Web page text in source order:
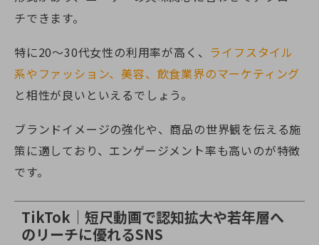
チできます。
特に20〜30代女性の利用率が高く、 ライフスタイル
系やファッション、美容、飲食業界のマーケティング
と相性が良いといえるでしょう。
ブランドイメージの強化や、商品の世界観を伝える施
策に適しており、エンゲージメント率も高いのが特徴
です。
TikTok｜短尺動画で認知拡大や若年層へ
のリーチに優れるSNS